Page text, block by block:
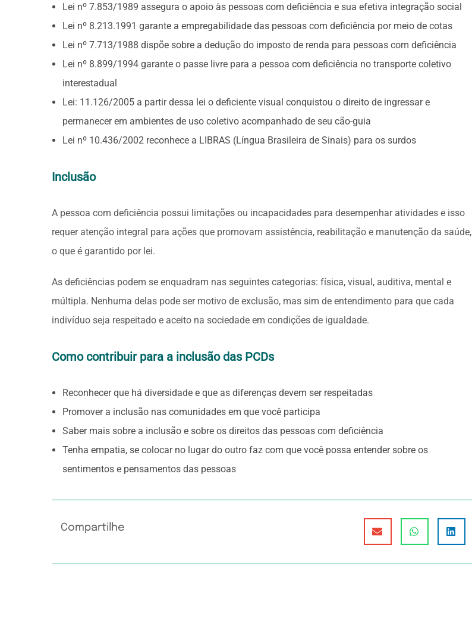
Lei nº 7.853/1989 assegura o apoio às pessoas com deficiência e sua efetiva integração social
Lei nº 8.213.1991 garante a empregabilidade das pessoas com deficiência por meio de cotas
Lei nº 7.713/1988 dispõe sobre a dedução do imposto de renda para pessoas com deficiência
Lei nº 8.899/1994 garante o passe livre para a pessoa com deficiência no transporte coletivo
interestadual
Lei: 11.126/2005 a partir dessa lei o deficiente visual conquistou o direito de ingressar e
permanecer em ambientes de uso coletivo acompanhado de seu cão-guia
Lei nº 10.436/2002 reconhece a LIBRAS (Língua Brasileira de Sinais) para os surdos
Inclusão
A pessoa com deficiência possui limitações ou incapacidades para desempenhar atividades e isso
requer atenção integral para ações que promovam assistência, reabilitação e manutenção da saúde,
o que é garantido por lei.
As deficiências podem se enquadram nas seguintes categorias: física, visual, auditiva, mental e
múltipla. Nenhuma delas pode ser motivo de exclusão, mas sim de entendimento para que cada
indivíduo seja respeitado e aceito na sociedade em condições de igualdade.
Como contribuir para a inclusão das PCDs
Reconhecer que há diversidade e que as diferenças devem ser respeitadas
Promover a inclusão nas comunidades em que você participa
Saber mais sobre a inclusão e sobre os direitos das pessoas com deficiência
Tenha empatia, se colocar no lugar do outro faz com que você possa entender sobre os
sentimentos e pensamentos das pessoas
Compartilhe